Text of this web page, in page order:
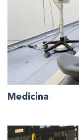
Medicina